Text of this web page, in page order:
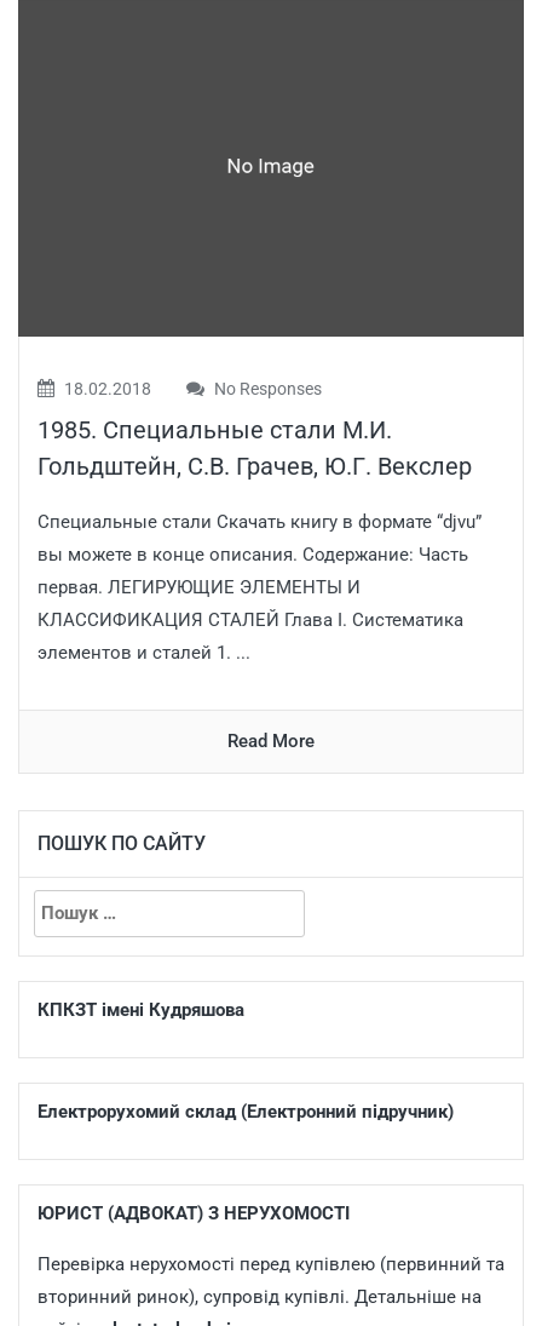
18.02.2018 No Responses
1985. Специальные стали М.И.
Гольдштейн, С.В. Грачев, Ю.Г. Векслер
Специальные стали Скачать книгу в формате “djvu”
вы можете в конце описания. Содержание: Часть
первая. ЛЕГИРУЮЩИЕ ЭЛЕМЕНТЫ И
КЛАССИФИКАЦИЯ СТАЛЕЙ Глава I. Систематика
элементов и сталей 1. ...
Read More
ПОШУК ПО САЙТУ
КПКЗТ імені Кудряшова
Електрорухомий склад (Електронний підручник)
ЮРИСТ (АДВОКАТ) З НЕРУХОМОСТІ
Перевірка нерухомості перед купівлею (первинний та
вторинний ринок), супровід купівлі. Детальніше на